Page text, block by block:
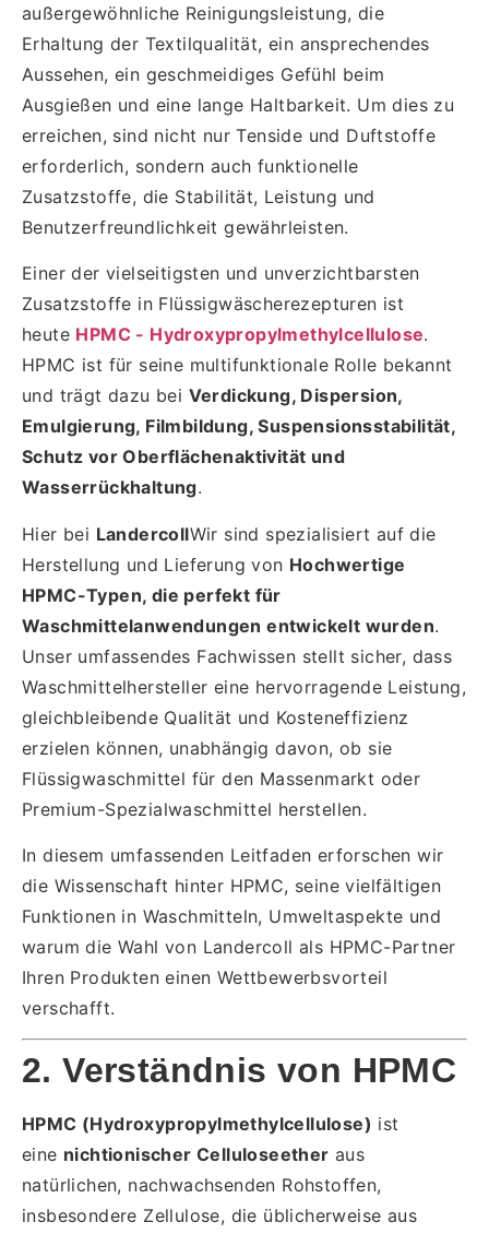
außergewöhnliche Reinigungsleistung, die
Erhaltung der Textilqualität, ein ansprechendes
Aussehen, ein geschmeidiges Gefühl beim
Ausgießen und eine lange Haltbarkeit. Um dies zu
erreichen, sind nicht nur Tenside und Duftstoffe
erforderlich, sondern auch funktionelle
Zusatzstoffe, die Stabilität, Leistung und
Benutzerfreundlichkeit gewährleisten.
Einer der vielseitigsten und unverzichtbarsten
Zusatzstoffe in Flüssigwäscherezepturen ist
heute HPMC - Hydroxypropylmethylcellulose.
HPMC ist für seine multifunktionale Rolle bekannt
und trägt dazu bei Verdickung, Dispersion,
Emulgierung, Filmbildung, Suspensionsstabilität,
Schutz vor Oberflächenaktivität und
Wasserrückhaltung.
Hier bei LandercollWir sind spezialisiert auf die
Herstellung und Lieferung von Hochwertige
HPMC-Typen, die perfekt für
Waschmittelanwendungen entwickelt wurden.
Unser umfassendes Fachwissen stellt sicher, dass
Waschmittelhersteller eine hervorragende Leistung,
gleichbleibende Qualität und Kosteneffizienz
erzielen können, unabhängig davon, ob sie
Flüssigwaschmittel für den Massenmarkt oder
Premium-Spezialwaschmittel herstellen.
In diesem umfassenden Leitfaden erforschen wir
die Wissenschaft hinter HPMC, seine vielfältigen
Funktionen in Waschmitteln, Umweltaspekte und
warum die Wahl von Landercoll als HPMC-Partner
Ihren Produkten einen Wettbewerbsvorteil
verschafft.
2. Verständnis von HPMC
HPMC (Hydroxypropylmethylcellulose) ist
eine nichtionischer Celluloseether aus
natürlichen, nachwachsenden Rohstoffen,
insbesondere Zellulose, die üblicherweise aus